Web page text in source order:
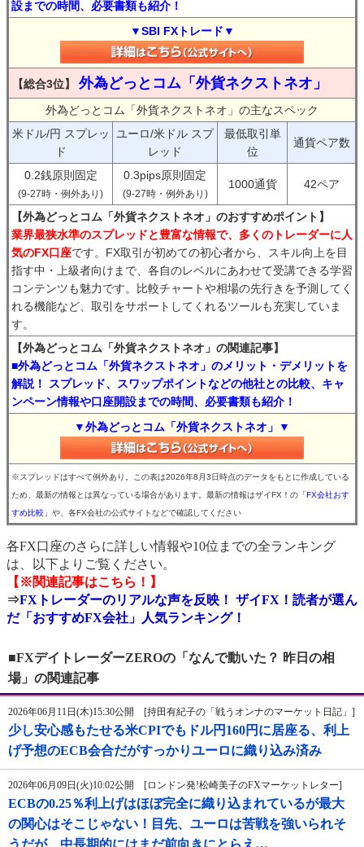
設までの時間、必要書類も紹介！
▼SBI FXトレード▼
【総合3位】 外為どっとコム「外貨ネクストネオ」
外為どっとコム「外貨ネクストネオ」の主なスペック
米ドル/円 スプレッ
ド
ユーロ/米ドル スプ
レッド
最低取引単
位
通貨ペア数
0.2銭原則固定
(9-27時・例外あり)
0.3pips原則固定
(9-27時・例外あり)
1000通貨 42ペア
【外為どっとコム「外貨ネクストネオ」のおすすめポイント】
業界最狭水準のスプレッドと豊富な情報で、多くのトレーダーに人
気のFX口座です。FX取引が初めての初心者から、スキル向上を目
指す中・上級者向けまで、各自のレベルにあわせて受講できる学習
コンテンツも魅力です。比較チャートや相場の先行きを予測してく
れる機能など、取引をサポートしてくれるツールも充実していま
す。
【外為どっとコム「外貨ネクストネオ」の関連記事】
■外為どっとコム「外貨ネクストネオ」のメリット・デメリットを
解説！ スプレッド、スワップポイントなどの他社との比較、キャ
ンペーン情報や口座開設までの時間、必要書類も紹介！
▼外為どっとコム「外貨ネクストネオ」▼
※スプレッドはすべて例外あり。この表は2026年8月3日時点のデータをもとに作成している
ため、最新の情報とは異なっている場合があります。最新の情報はザイFX！の 「FX会社おす
すめ比較」 や、各FX会社の公式サイトなどで確認してください
各FX口座のさらに詳しい情報や10位までの全ランキング
は、以下よりご覧ください。
【※関連記事はこちら！】
⇒FXトレーダーのリアルな声を反映！ ザイFX！読者が選ん
だ「おすすめFX会社」人気ランキング！
■FXデイトレーダーZEROの「なんで動いた？ 昨日の相
場」の関連記事
2026年06月11日(木)15:30公開 [持田有紀子の「戦うオンナのマーケット日記」]
少し安心感もたせる米CPIでもドル円160円に居座る、利上
げ予想のECB会合だがすっかりユーロに織り込み済み
2026年06月09日(火)10:02公開 [ロンドン発!松崎美子のFXマーケットレター]
ECBの0.25％利上げはほぼ完全に織り込まれているが最大
の関心はそこじゃない！目先、ユーロは苦戦を強いられそ
うだが、中長期的にはまだ前向きにとらえ…